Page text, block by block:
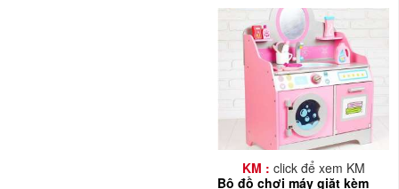
LỢI ÍCH TUYỆT VỜI TỪ ĐỒ CHƠI NẤU BẾP NẤU
ĂN TỚI SỰ PHÁT TRIỂN CỦA TRẺ:
Đồ chơi nhà bếp không chỉ giúp con giải trí mà bé học được những
bài học bổ ích. Con nhận biết được các món đồ có trong nhà bếp,
cách sử dụng và việc sắp xếp căn bếp của mình sao cho gọn gàng,
Bé nhận biết các đồ dùng, vật dụng trong
KM : click để xem KM
Bộ đồ chơi máy giặt kèm